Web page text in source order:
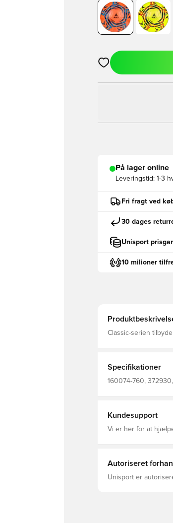
Åbner en Modal til at
På lager online
Leveringstid: 1-3
Fri fragt ved
30 dages
Unisport
10 milioner
Classic-serien
termoplastisk
Specifikationer
160074-760,
Kundesupport
Vi er her for at
Autoriseret
Unisport er